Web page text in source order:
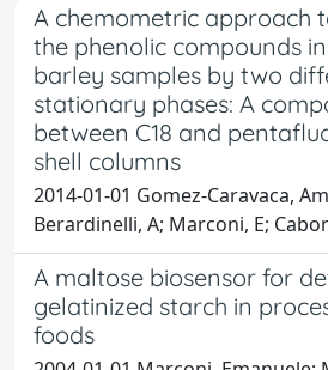
A chemometric approach
the phenolic compounds
barley samples by two
stationary phases: A
between C18 and
shell columns
2014-01-01 Gomez-Caravaca,
Berardinelli, A; Marconi, E;
A maltose biosensor for
gelatinized starch in
foods